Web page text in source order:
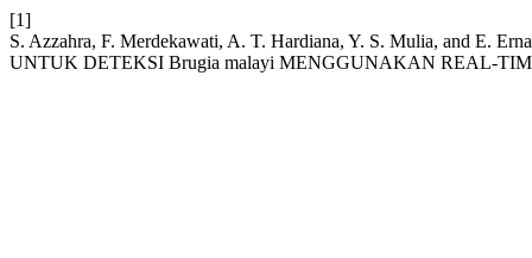
[1]
S. Azzahra, F. Merdekawati, A. T. Hardiana, Y. S. Mulia, and
UNTUK DETEKSI Brugia malayi MENGGUNAKAN REAL-